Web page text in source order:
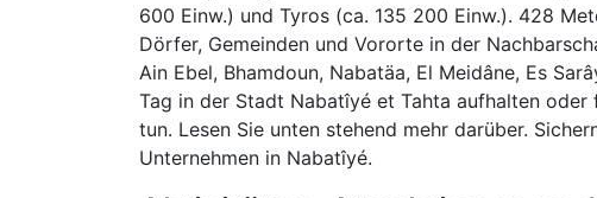
600 Einw.) und Tyros (ca. 135 200 Einw.). 428
Dörfer, Gemeinden und Vororte in der
Ain Ebel, Bhamdoun, Nabatäa, El Meidâne, Es
Tag in der Stadt Nabatîyé et Tahta aufhalten
tun. Lesen Sie unten stehend mehr darüber.
Unternehmen in Nabatîyé.